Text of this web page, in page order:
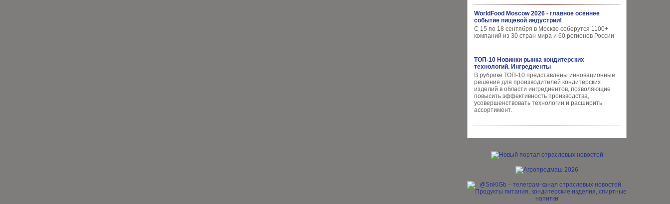
WorldFood Moscow 2026 - главное осеннее
событие пищевой индустрии!
С 15 по 18 сентября в Москве соберутся 1100+
компаний из 30 стран мира и 60 регионов России
ТОП-10 Новинки рынка кондитерских
технологий. Ингредиенты
В рубрике ТОП-10 представлены инновационные
решения для производителей кондитерских
изделий в области ингредиентов, позволяющие
повысить эффективность производства,
усовершенствовать технологии и расширить
ассортимент.